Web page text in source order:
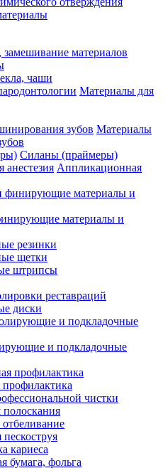
замешивание материалов
чаши
Материалы для
Материалы
Силаны (праймеры)
Аппликационная
материалы и
резинки
щетки
штрипсы
реставраций
диски
и подкладочные
чистки
полоскания
кариеса